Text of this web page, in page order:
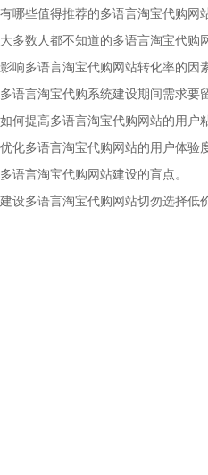
有哪些值得推荐的多语言淘宝代购网
大多数人都不知道的多语言淘宝代购
影响多语言淘宝代购网站转化率的因
多语言淘宝代购系统建设期间需求要
如何提高多语言淘宝代购网站的用户
优化多语言淘宝代购网站的用户体验
多语言淘宝代购网站建设的盲点。
建设多语言淘宝代购网站切勿选择低